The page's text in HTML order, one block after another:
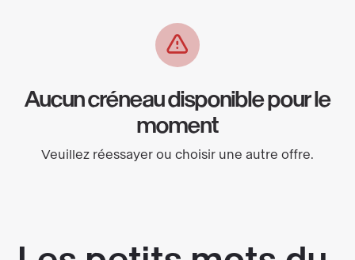
Aucun créneau disponible pour le
moment
Veuillez réessayer ou choisir une autre offre.